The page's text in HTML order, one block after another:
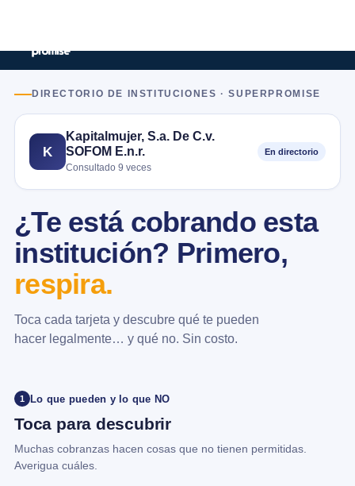
DIRECTORIO DE INSTITUCIONES · SUPERPROMISE
K
Kapitalmujer, S.a. De C.v.
SOFOM E.n.r.
Consultado 9 veces
En directorio
¿Te está cobrando esta
institución? Primero,
respira.
Toca cada tarjeta y descubre qué te pueden
hacer legalmente… y qué no. Sin costo.
1 Lo que pueden y lo que NO
Toca para descubrir
Muchas cobranzas hacen cosas que no tienen permitidas.
Averigua cuáles.